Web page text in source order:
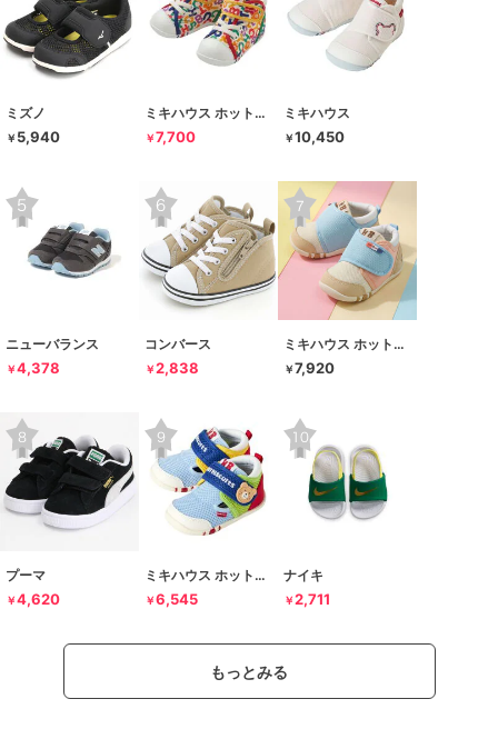
ミズノ
￥ 5,940
ミキハウス ホットビスケッツ
￥7,700
ミキハウス
￥10,450
ニューバランス
￥4,378
コンバース
￥2,838
ミキハウス ホットビスケッツ
￥7,920
プーマ
￥4,620
ミキハウス ホットビスケッツ
￥6,545
ナイキ
￥2,711
もっとみる